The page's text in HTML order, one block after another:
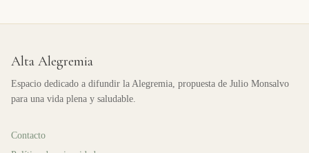
Alta Alegremia
Espacio dedicado a difundir la Alegremia, propuesta de Julio Monsalvo
para una vida plena y saludable.
Contacto